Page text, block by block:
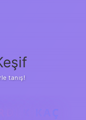
tanış!
KAÇ